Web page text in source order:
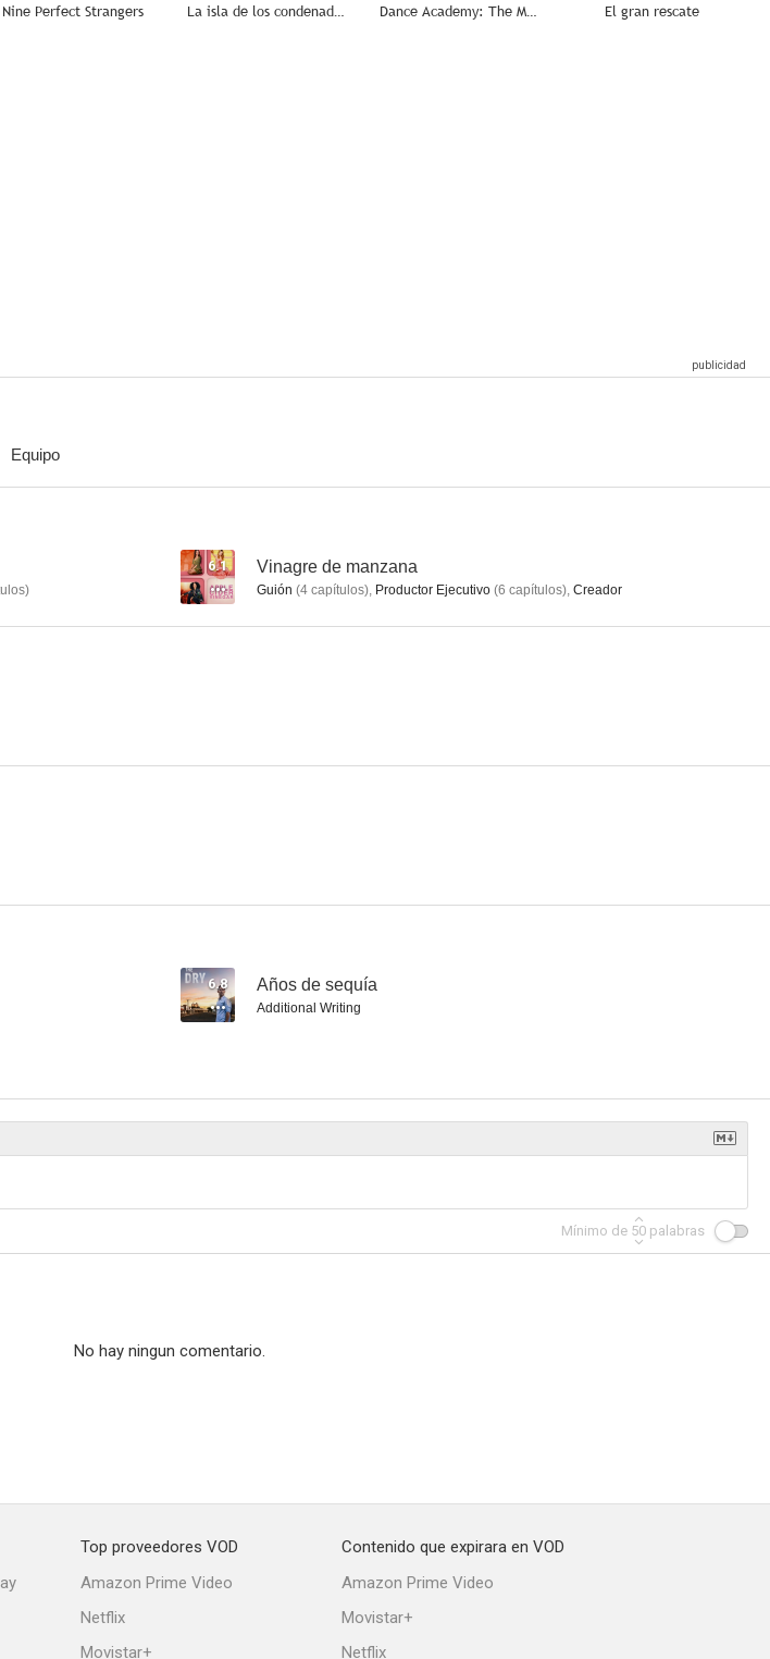
Nine Perfect Strangers La isla de los condenados Dance Academy: The Movie El gran rescate
Equipo
)
6.1 Vinagre de manzana
Guión (4 capítulos), Productor Ejecutivo (6 capítulos), Creador
6.8 Años de sequía
Additional Writing
Mínimo de 50 palabras
No hay ningun comentario.
Top proveedores VOD
Amazon Prime Video
Netflix
Movistar+
Contenido que expirara en VOD
Amazon Prime Video
Movistar+
Netflix